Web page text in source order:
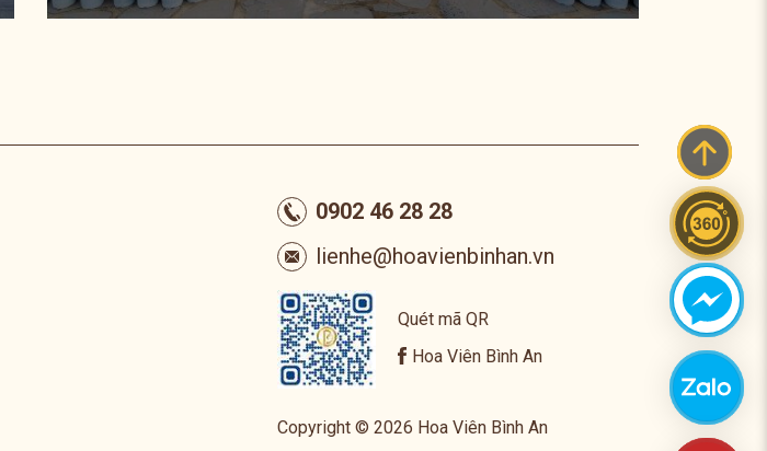
0902 46 28 28
lienhe@hoavienbinhan.vn
Quét mã QR
Hoa Viên Bình An
Copyright © 2026 Hoa Viên Bình An